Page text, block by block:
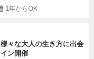
1年からOK
々な大人の生き方に出会
ン開催